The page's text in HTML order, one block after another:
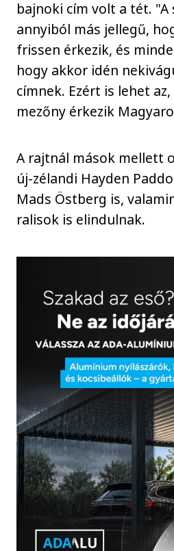
bajnoki cím volt a tét. "A
annyiból más jellegű,
frissen érkezik, és
hogy akkor idén
címnek. Ezért is lehet
mezőny érkezik
A rajtnál mások mellett
új-zélandi Hayden
Mads Östberg is,
ralisok is elindulnak.